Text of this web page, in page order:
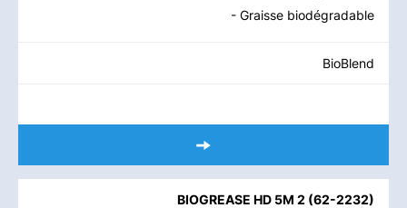
- Graisse biodégradable
BioBlend
BIOGREASE HD 5M 2 (62-2232)